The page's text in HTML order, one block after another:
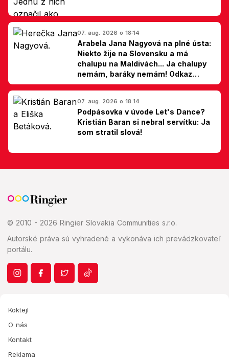
07. aug. 2026 o 18:14
Arabela Jana Nagyová na plné ústa:
Niekto žije na Slovensku a má
chalupu na Maldivách... Ja chalupy
nemám, baráky nemám! Odkaz
Slovákom
07. aug. 2026 o 18:14
Podpásovka v úvode Let's Dance?
Kristián Baran si nebral servítku: Ja
som stratil slová!
© 2010 - 2026 Ringier Slovakia Communities s.r.o.
Autorské práva sú vyhradené a vykonáva ich prevádzkovateľ
portálu.
Koktejl
O nás
Kontakt
Reklama